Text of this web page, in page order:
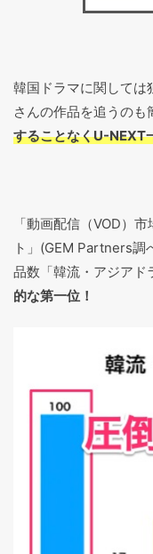
韓国ドラマに関しては
さんの作品を追うのも
することなくU-NEXT
「動画配信（VOD）
ト」(GEM Partners調
品数「韓流・アジアド
的な第一位！